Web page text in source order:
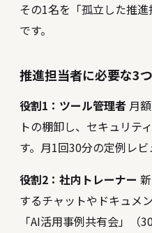
その1名を「孤立した推
です。
推進担当者に必要な3
役割1：ツール管理者 月
トの棚卸し、セキュリテ
す。月1回30分の定例レビ
役割2：社内トレーナー
するチャットやドキュメ
「AI活用事例共有会」（